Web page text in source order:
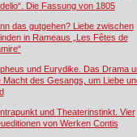
Die Fassung von 1805
das gutgehen? Liebe zwischen
in Rameaus „Les Fêtes de
und Eurydike. Das Drama
Macht des Gesangs, um Liebe
und Theaterinstinkt. Vier
von Werken Contis